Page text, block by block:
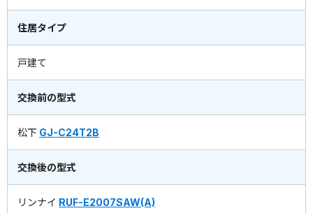
住居タイプ
戸建て
交換前の型式
松下 GJ-C24T2B
交換後の型式
リンナイ RUF-E2007SAW(A)